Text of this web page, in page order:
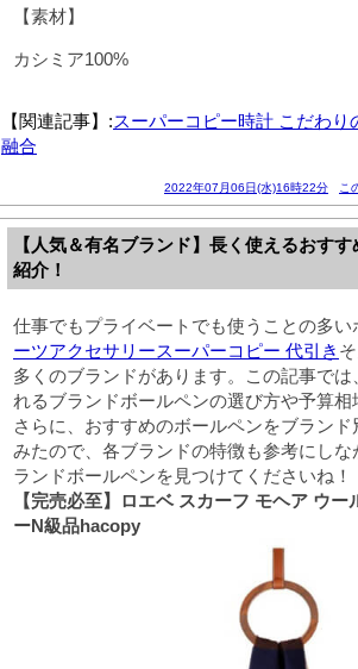
【素材】
カシミア100%
【関連記事】:スーパーコピー時計 こだわ
融合
2022年07月06日(水)16時22分 こ
【人気＆有名ブランド】長く使えるおす
紹介！
仕事でもプライベートでも使うことの多い
ーツアクセサリースーパーコピー 代引き
多くのブランドがあります。この記事で
れるブランドボールペンの選び方や予算
さらに、おすすめのボールペンをブラン
みたので、各ブランドの特徴も参考にし
ランドボールペンを見つけてくださいね！
【完売必至】ロエベ スカーフ モヘア ウ
ーN級品hacopy